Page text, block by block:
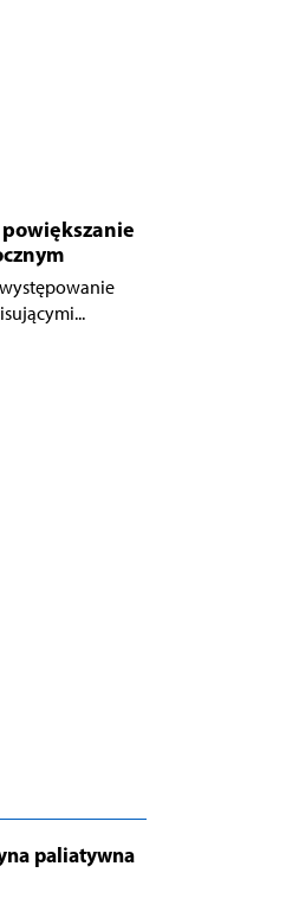
paliatywna